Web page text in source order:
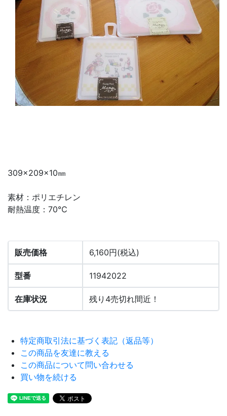
309×209×10㎜
素材：ポリエチレン
耐熱温度：70℃
販売価格 6,160円(税込)
型番 11942022
在庫状況 残り4売切れ間近！
特定商取引法に基づく表記（返品等）
この商品を友達に教える
この商品について問い合わせる
買い物を続ける